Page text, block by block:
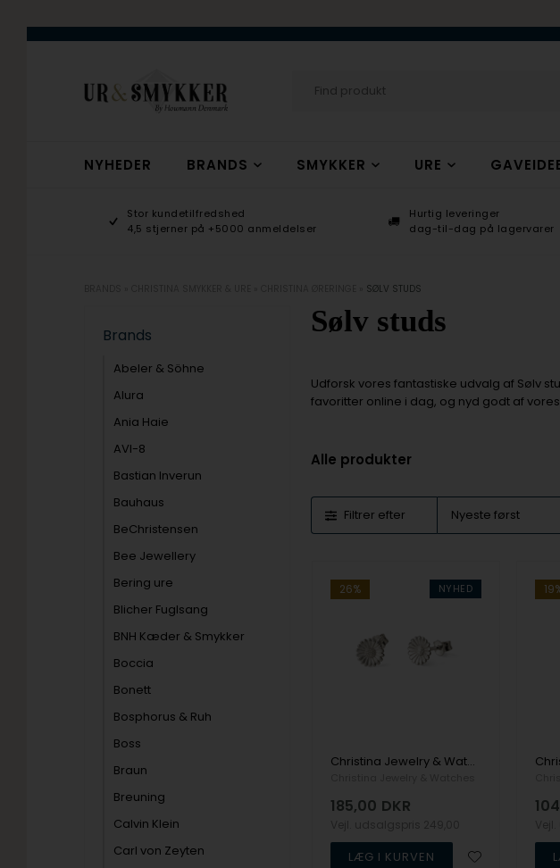
NYHEDER BRANDS SMYKKER URE
Stor kundetilfredshed
4,5 stjerner på +5000 anmeldelser
Hurtig leveringer
dag-til-dag på lagervarer
SØLV STUDS
Brands
Abeler & Söhne
Alura
Ania Haie
AVI-8
Bastian Inverun
Bauhaus
BeChristensen
Bee Jewellery
Bering ure
Blicher Fuglsang
BNH Kæder & Smykker
Boccia
Bonett
Bosphorus & Ruh
Boss
Braun
Breuning
Calvin Klein
Carl von Zeyten
Sølv studs
Udforsk vores fantastiske udvalg af Sølv
favoritter online i dag, og nyd godt af
Alle produkter
Filtrer efter
NYHED
26%
Christina Jewelry & Watches's Marguerite - Ørestikker
185,00 DKR